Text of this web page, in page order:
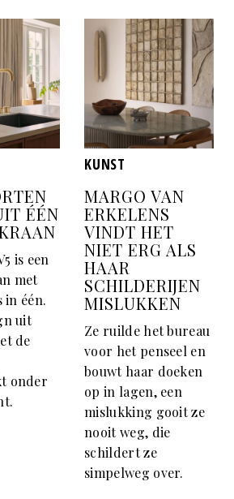
ÉÉN
is een
met
één.
uit
de
onder
KUNST
MARGO VAN
ERKELENS
VINDT HET
NIET ERG ALS
HAAR
SCHILDERIJEN
MISLUKKEN
Ze ruilde het bureau
voor het penseel en
bouwt haar doeken
op in lagen, een
mislukking gooit ze
nooit weg, die
schildert ze
simpelweg over.